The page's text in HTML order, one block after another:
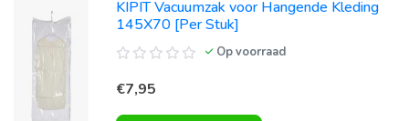
KIPIT Vacuumzak voor Hangende Kleding
145X70 [Per Stuk]
Op voorraad
€7,95